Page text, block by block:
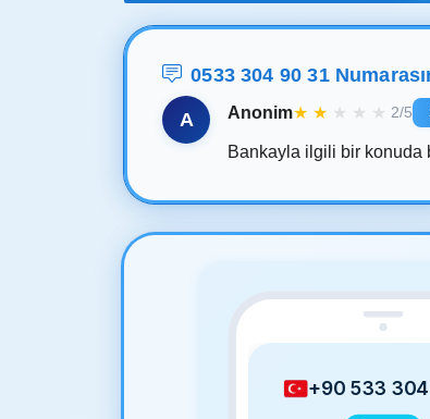
0533 304 90 31
A Anonim★ ★ ★ ★ ★ 2/5
Bankayla ilgili bir konuda
+90 533 304